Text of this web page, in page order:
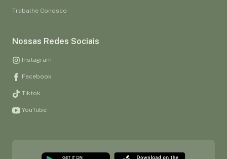
Trabalhe Conosco
Nossas Redes Sociais
Instagram
Facebook
Tiktok
YouTube